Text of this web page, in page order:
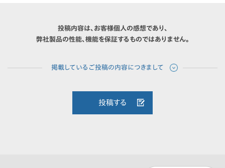
投稿内容は、お客様個人の感想であり、
弊社製品の性能、機能を保証するものではありません。
投稿する